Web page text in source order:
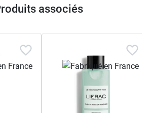
associés